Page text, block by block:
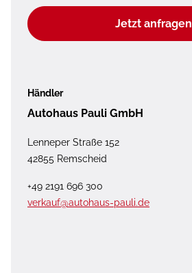
Jetzt anfragen
Händler
Autohaus Pauli GmbH
Lenneper Straße 152
42855 Remscheid
+49 2191 696 300
verkauf@autohaus-pauli.de